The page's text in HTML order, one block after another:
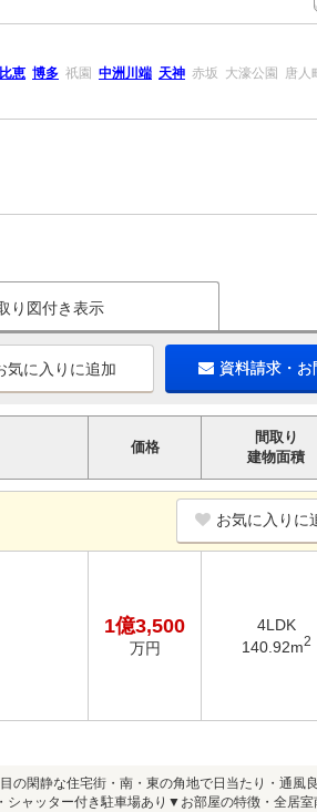
恵 博多 祇園 中洲川端 天神 赤坂 大濠公園 唐人
り図付き表示
気に入りに追加 資料請求・
価格
間取り
建物面積
お気に入りに
1億3,500
万円
4LDK
140.92m2
の閑静な住宅街・南・東の角地で日当たり・通風
ャッター付き駐車場あり▼お部屋の特徴・全居室